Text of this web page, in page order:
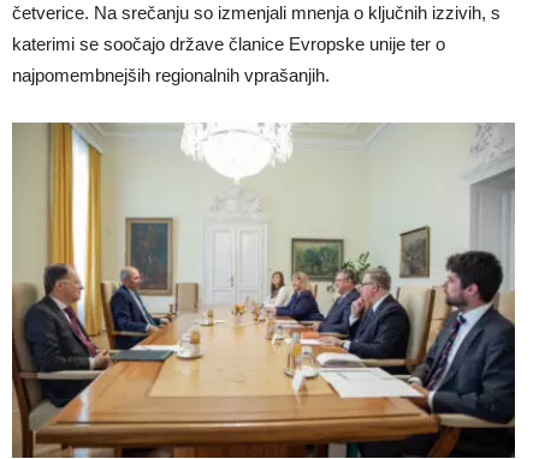
četverice. Na srečanju so izmenjali mnenja o ključnih izzivih, s
katerimi se soočajo države članice Evropske unije ter o
najpomembnejših regionalnih vprašanjih.